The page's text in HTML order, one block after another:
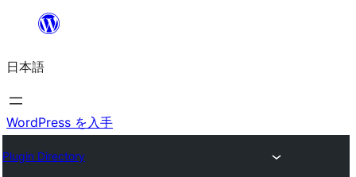
を
ス
キ
プ
日本語
WordPress を入手
Plugin Directory